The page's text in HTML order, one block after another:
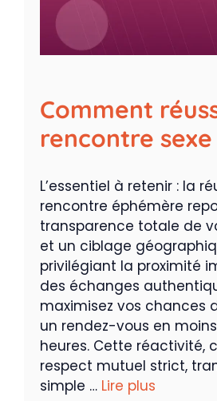
Comment
rencontre sexe
L’essentiel à retenir : la
rencontre éphémère
transparence totale de
et un ciblage
privilégiant la proximité
des échanges
maximisez vos chances
un rendez-vous en
heures. Cette réactivité,
respect mutuel strict,
simple … Lire plus